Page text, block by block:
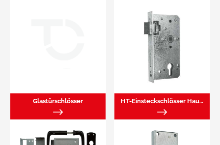
Glastürschlösser HT-Einsteckschlösser Haustür